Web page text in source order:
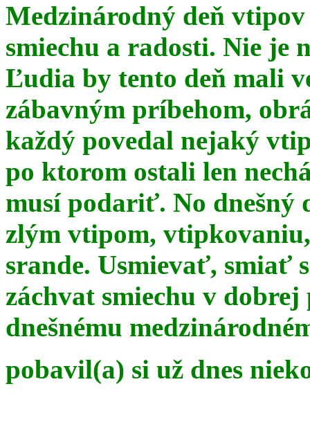
Medzinárodný deň
smiechu a radosti. Nie je
Ľudia by tento deň mali
zábavným príbehom,
každý povedal nejaký
po ktorom ostali len
musí podariť. No dnešný
zlým vtipom,
srande. Usmievať, smiať
záchvat smiechu v
dnešnému
pobavil(a) si už dnes